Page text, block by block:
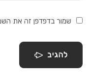
שמור בדפדפן זה את
להגיב